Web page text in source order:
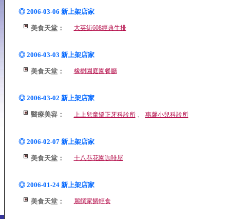
◎ 2006-03-06 新上架店家
美食天堂： 大英街608經典牛排
◎ 2006-03-03 新上架店家
美食天堂： 橡樹園庭園餐廳
◎ 2006-03-02 新上架店家
醫療美容： 上上兒童矯正牙科診所、 惠馨小兒科診所
◎ 2006-02-07 新上架店家
美食天堂： 十八巷花園咖啡屋
◎ 2006-01-24 新上架店家
美食天堂： 麗饌家餚輕食